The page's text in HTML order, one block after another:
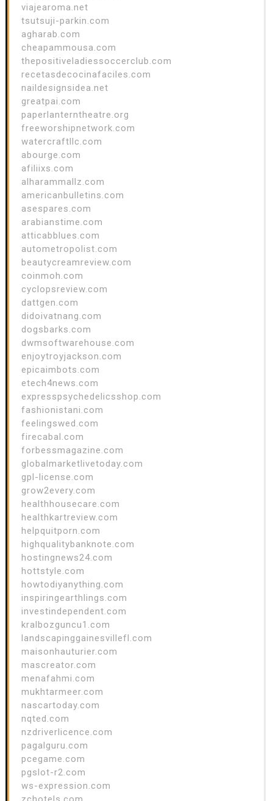
viajearoma.net
tsutsuji-parkin.com
agharab.com
cheapammousa.com
thepositiveladiessoccerclub.com
recetasdecocinafaciles.com
naildesignsidea.net
greatpai.com
paperlanterntheatre.org
freeworshipnetwork.com
watercraftllc.com
abourge.com
afiliixs.com
alharammallz.com
americanbulletins.com
asespares.com
arabianstime.com
atticabblues.com
autometropolist.com
beautycreamreview.com
coinmoh.com
cyclopsreview.com
dattgen.com
didoivatnang.com
dogsbarks.com
dwmsoftwarehouse.com
enjoytroyjackson.com
epicaimbots.com
etech4news.com
expresspsychedelicsshop.com
fashionistani.com
feelingswed.com
firecabal.com
forbessmagazine.com
globalmarketlivetoday.com
gpl-license.com
grow2every.com
healthhousecare.com
healthkartreview.com
helpquitporn.com
highqualitybanknote.com
hostingnews24.com
hottstyle.com
howtodiyanything.com
inspiringearthlings.com
investindependent.com
kralbozguncu1.com
landscapinggainesvillefl.com
maisonhauturier.com
mascreator.com
menafahmi.com
mukhtarmeer.com
nascartoday.com
nqted.com
nzdriverlicence.com
pagalguru.com
pcegame.com
pgslot-r2.com
ws-expression.com